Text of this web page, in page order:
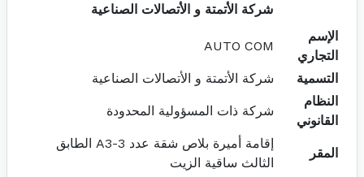
شركة الأتمتة و الأتصالات الصناعية
الإسم
التجاري
AUTO COM
التسمية
شركة الأتمتة و الأتصالات الصناعية
النظام
القانوني
شركة ذات المسؤولية المحدودة
المقر
إقامة أميرة بلاص شقة عدد A3-3 الطابق
الثالث ساقية الزيت